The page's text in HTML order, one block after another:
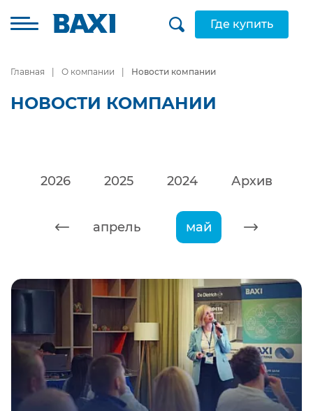
Где купить
Главная О компании Новости компании
НОВОСТИ КОМПАНИИ
2026 2025 2024 Архив
апрель май